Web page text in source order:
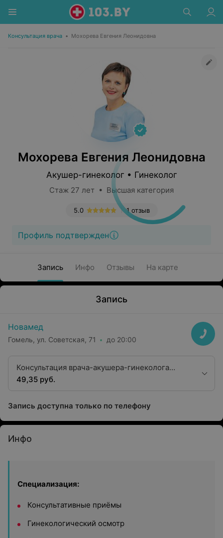
Консультация врача • Мохорева Евгения Леонидовна
Мохорева Евгения Леонидовна
Акушер-гинеколог • Гинеколог
Стаж 27 лет • Высшая категория
1 отзыв
5.0
Профиль подтвержден
Запись Инфо Отзывы На карте
Запись
Новамед
Гомель, ул. Советская, 71 до 20:00
Консультация врача-акушера-гинеколога
высшей квалификационной категории без
49,35 руб.
Запись доступна только по телефону
Инфо
Специализация:
Консультативные приёмы
Гинекологический осмотр